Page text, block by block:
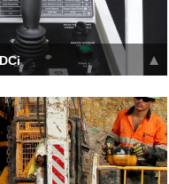
más >>